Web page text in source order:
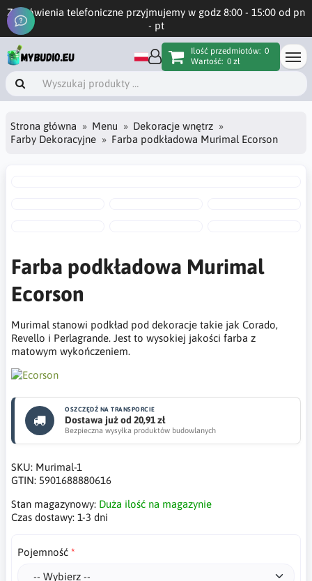
Zamówienia telefoniczne przyjmujemy w godz 8:00 - 15:00 od pn
- pt
Ilość przedmiotów: 0
Wartość: 0 zł
Strona główna Menu
Dekoracje wnętrz
Farby Dekoracyjne
Farba podkładowa Murimal Ecorson
Farba podkładowa Murimal
Ecorson
Murimal stanowi podkład pod dekoracje takie jak Corado,
Revello i Perlagrande. Jest to wysokiej jakości farba z
matowym wykończeniem.
OSZCZĘDŹ NA TRANSPORCIE
Dostawa już od 20,91 zł
Bezpieczna wysyłka produktów budowlanych
SKU: Murimal-1
GTIN: 5901688880616
Stan magazynowy: Duża ilość na magazynie
Czas dostawy: 1-3 dni
Pojemność